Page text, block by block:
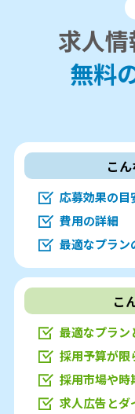
求人
無料
こ
応募効果の目
費用の詳細
最適なプラ
こ
最適なプラン
採用予算が限
採用市場や時
求人広告とダ